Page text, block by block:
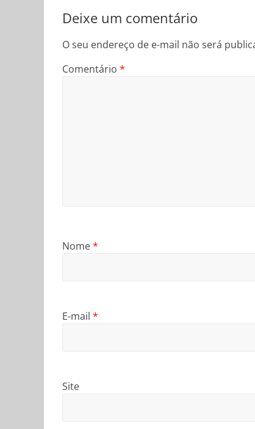
Deixe um comentário
O seu endereço de e-mail não será
Comentário *
Nome*
E-mail *
Site